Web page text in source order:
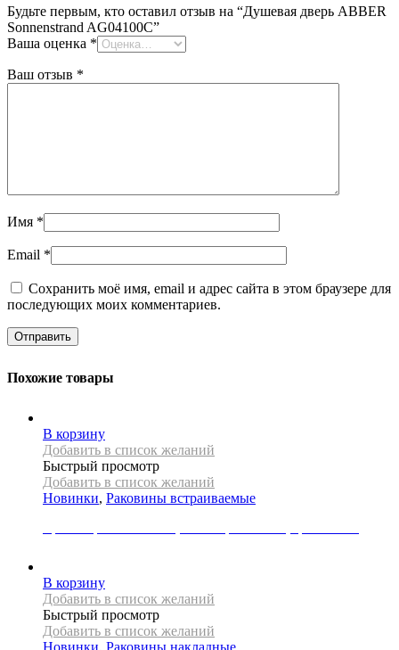
Будьте первым, кто оставил отзыв на “Душевая дверь ABBER
Sonnenstrand AG04100C”
Ваша оценка *
Ваш отзыв *
Имя *
Email *
Сохранить моё имя, email и адрес сайта в этом браузере для
последующих моих комментариев.
Похожие товары
В корзину
Добавить в список желаний
Быстрый просмотр
Добавить в список желаний
Новинки, Раковины встраиваемые
В корзину
Добавить в список желаний
Быстрый просмотр
Добавить в список желаний